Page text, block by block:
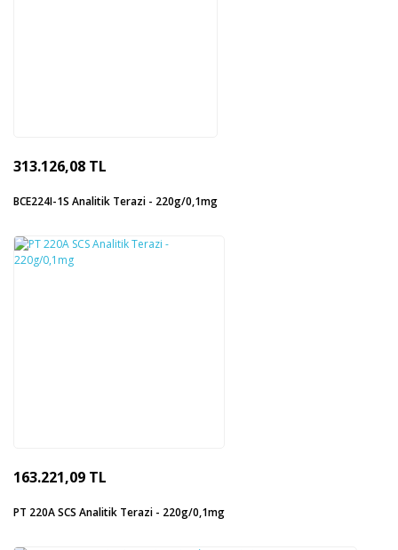
313.126,08 TL
BCE224I-1S Analitik Terazi - 220g/0,1mg
163.221,09 TL
PT 220A SCS Analitik Terazi - 220g/0,1mg